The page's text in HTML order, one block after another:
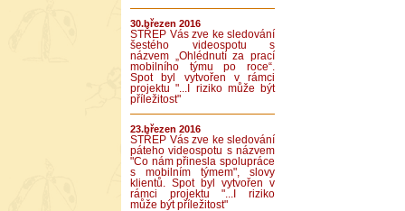
30.březen 2016
STŘEP Vás zve ke sledování
šestého videospotu s
názvem „Ohlédnutí za prací
mobilního týmu po roce“.
Spot byl vytvořen v rámci
projektu "...I riziko může být
příležitost"
23.březen 2016
STŘEP Vás zve ke sledování
páteho videospotu s názvem
"Co nám přinesla spolupráce
s mobilním týmem", slovy
klientů. Spot byl vytvořen v
rámci projektu "...I riziko
může být příležitost"